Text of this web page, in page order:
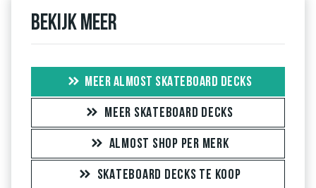
Bekijk meer
MEER ALMOST SKATEBOARD DECKS
MEER SKATEBOARD DECKS
ALMOST SHOP PER MERK
SKATEBOARD DECKS TE KOOP